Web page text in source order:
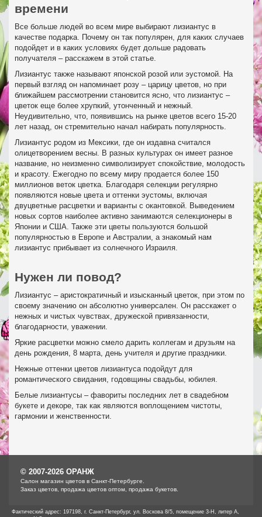
времени
Все больше людей во всем мире выбирают лизиантус в
качестве подарка. Почему он так популярен, для каких случаев
подойдет и в каких условиях будет дольше радовать
получателя – расскажем в этой статье.
Лизиантус также называют японской розой или эустомой. На
первый взгляд он напоминает розу – царицу цветов, но при
ближайшем рассмотрении становится ясно, что лизиантус –
цветок еще более хрупкий, утонченный и нежный.
Неудивительно, что, появившись на рынке цветов всего 15-20
лет назад, он стремительно начал набирать популярность.
Лизиантус родом из Мексики, где он издавна считался
олицетворением весны. В разных культурах он имеет разное
название, но неизменно символизирует спокойствие, молодость
и красоту. Ежегодно по всему миру продается более 150
миллионов веток цветка. Благодаря селекции регулярно
появляются новые цвета и оттенки эустомы, включая
двуцветные расцветки и варианты с окантовкой. Выведением
новых сортов наиболее активно занимаются селекционеры в
Японии и США. Также эти цветы пользуются большой
популярностью в Европе и Австралии, а знакомый нам
лизиантус прибывает из солнечного Израиля.
Нужен ли повод?
Лизиантус – аристократичный и изысканный цветок, при этом по
своему значению он абсолютно универсален. Он расскажет о
нежных и чистых чувствах, дружеской привязанности,
благодарности, уважении.
Яркие расцветки можно смело дарить коллегам и друзьям на
день рождения, 8 марта, день учителя и другие праздники.
Нежные оттенки цветов лизиантуса подойдут для
романтического свидания, годовщины свадьбы, юбилея.
Белые лизиантусы – фавориты последних лет в свадебном
букете и декоре, так как являются воплощением чистоты,
гармонии и женственности.
© 2007-2026 ОРАНЖ
Cалон магазин цветов в Санкт-Петербурге.
Заказ цветов, продажа цветов оптом, продажа букетов.
Фактический адрес: 197198, г. Санкт-Петербург, ул. Воскова 8/5, помещение 3-Н, литер А,